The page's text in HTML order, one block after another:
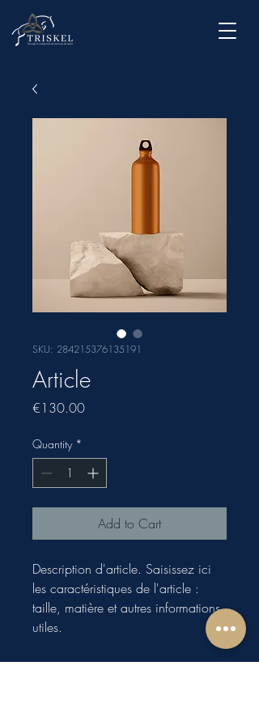
SKU: 284215376135191
Article
€130.00Price
Quantity *
Add to Cart
Description d'article. Saisissez ici
les caractéristiques de l'article :
taille, matière et autres informations
utiles.